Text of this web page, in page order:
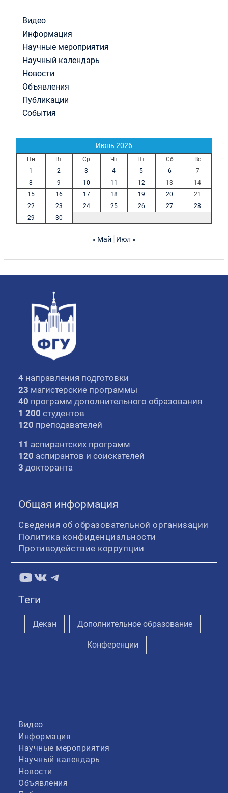
Видео
Информация
Научные мероприятия
Научный календарь
Новости
Объявления
Публикации
События
Июнь 2026
Пн Вт Ср Чт Пт Сб
Вс
1
2 3 4 5 6
7
8
9 10 11 12 13
14
15
16 17 18 19 20
21
22
23 24 25 26 27
28
29
30
« Май Июл »
4 направления подготовки
23 магистерские программы
40 программ дополнительного образования
1 200 студентов
120 преподавателей
11 аспирантских программ
120 аспирантов и соискателей
3 докторанта
Общая информация
Сведения об образовательной организации
Политика конфиденциальности
Противодействие коррупции
YouTube
ВКонтакте
Telegram
Теги
Декан Дополнительное образование
Конференции
Видео
Информация
Научные мероприятия
Научный календарь
Новости
Объявления